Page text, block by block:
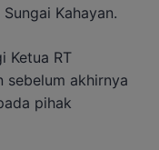
Kahayan.
Ketua RT
sebelum akhirnya
pihak